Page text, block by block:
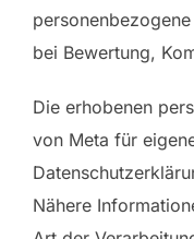
bei Bewertung,
Die erhobenen
von Meta für
Nähere